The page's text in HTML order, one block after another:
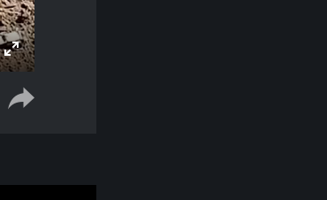
Enter
fullscreen